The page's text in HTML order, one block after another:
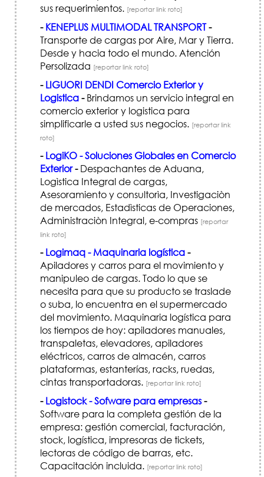
sus requerimientos. [reportar link roto]
- KENEPLUS MULTIMODAL TRANSPORT-
Transporte de cargas por Aire, Mar y Tierra.
Desde y hacia todo el mundo. Atención
Persolizada [reportar link roto]
- LIGUORI DENDI Comercio Exterior y
Logistica-Brindamos un servicio integral en
comercio exterior y logistica para
simplificarle a usted sus negocios. [reportar link
roto]
- LogiKO - Soluciones Globales en Comercio
Exterior-Despachantes de Aduana,
Logìstica Integral de cargas,
Asesoramiento y consultorìa, Investigaciòn
de mercados, Estadìsticas de Operaciones,
Administraciòn Integral, e-compras [reportar
link roto]
- Logimaq - Maquinaria logística-
Apiladores y carros para el movimiento y
manipuleo de cargas. Todo lo que se
necesita para que su producto se traslade
o suba, lo encuentra en el supermercado
del movimiento. Maquinaria logística para
los tiempos de hoy: apiladores manuales,
transpaletas, elevadores, apiladores
eléctricos, carros de almacén, carros
plataformas, estanterías, racks, ruedas,
cintas transportadoras. [reportar link roto]
- Logistock - Sofware para empresas-
Software para la completa gestión de la
empresa: gestión comercial, facturación,
stock, logística, impresoras de tickets,
lectoras de código de barras, etc.
Capacitación incluida. [reportar link roto]